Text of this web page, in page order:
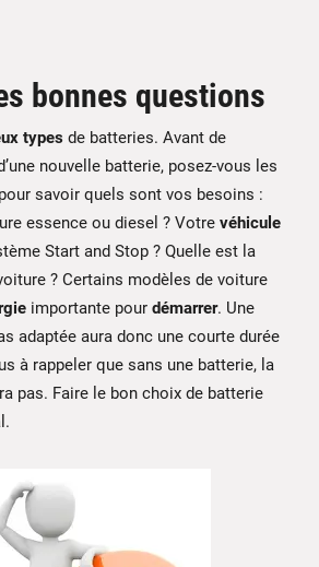
bonnes questions
types de batteries. Avant de
nouvelle batterie, posez-vous les
savoir quels sont vos besoins :
essence ou diesel ? Votre véhicule
Start and Stop ? Quelle est la
? Certains modèles de voiture
importante pour démarrer. Une
adaptée aura donc une courte durée
à rappeler que sans une batterie, la
pas. Faire le bon choix de batterie